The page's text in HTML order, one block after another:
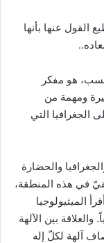
القول عنها بأنها
هو مفكر
ومهمة من
الجغرافيا التي
والحضارة
في هذه المنطقة،
الميثيولوجيا
بين الآلهة
آلهة لكلّ إله